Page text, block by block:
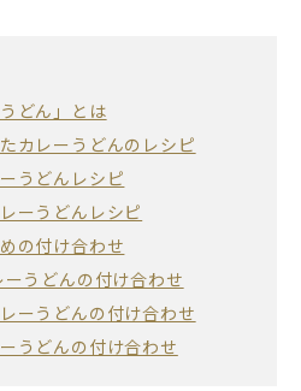
どん」とは
カレーうどんのレシピ
うどんレシピ
ーうどんレシピ
の付け合わせ
ーうどんの付け合わせ
ーうどんの付け合わせ
うどんの付け合わせ